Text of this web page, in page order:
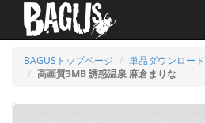
BAGUSトップページ
単品ダウンロード
高画質3MB 誘惑温泉 麻倉まりな